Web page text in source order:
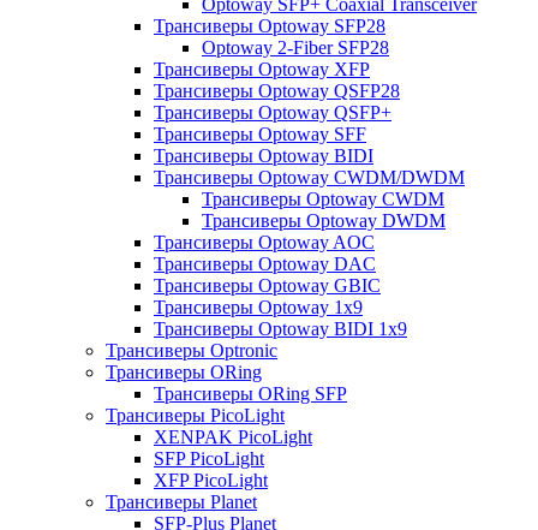
Optoway SFP+ Coaxial Transceiver
Трансиверы Optoway SFP28
Optoway 2-Fiber SFP28
Трансиверы Optoway XFP
Трансиверы Optoway QSFP28
Трансиверы Optoway QSFP+
Трансиверы Optoway SFF
Трансиверы Optoway BIDI
Трансиверы Optoway CWDM/DWDM
Трансиверы Optoway CWDM
Трансиверы Optoway DWDM
Трансиверы Optoway AOC
Трансиверы Optoway DAC
Трансиверы Optoway GBIC
Трансиверы Optoway 1х9
Трансиверы Optoway BIDI 1x9
Трансиверы Optronic
Трансиверы ORing
Трансиверы ORing SFP
Трансиверы PicoLight
XENPAK PicoLight
SFP PicoLight
XFP PicoLight
Трансиверы Planet
SFP-Plus Planet